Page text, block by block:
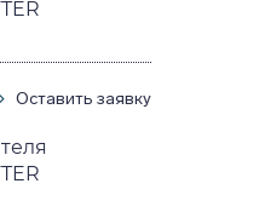
Оставить заявку